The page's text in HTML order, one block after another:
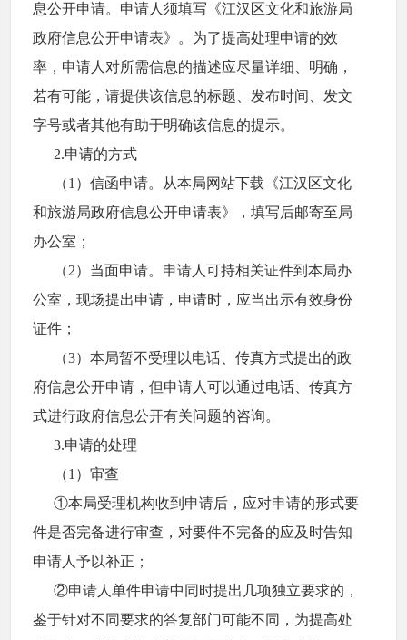
息公开申请。申请人须填写《江汉区文化和旅游局
政府信息公开申请表》。为了提高处理申请的效
率，申请人对所需信息的描述应尽量详细、明确，
若有可能，请提供该信息的标题、发布时间、发文
字号或者其他有助于明确该信息的提示。
2.申请的方式
（1）信函申请。从本局网站下载《江汉区文化
和旅游局政府信息公开申请表》，填写后邮寄至局
办公室；
（2）当面申请。申请人可持相关证件到本局办
公室，现场提出申请，申请时，应当出示有效身份
证件；
（3）本局暂不受理以电话、传真方式提出的政
府信息公开申请，但申请人可以通过电话、传真方
式进行政府信息公开有关问题的咨询。
3.申请的处理
（1）审查
①本局受理机构收到申请后，应对申请的形式要
件是否完备进行审查，对要件不完备的应及时告知
申请人予以补正；
②申请人单件申请中同时提出几项独立要求的，
鉴于针对不同要求的答复部门可能不同，为提高处